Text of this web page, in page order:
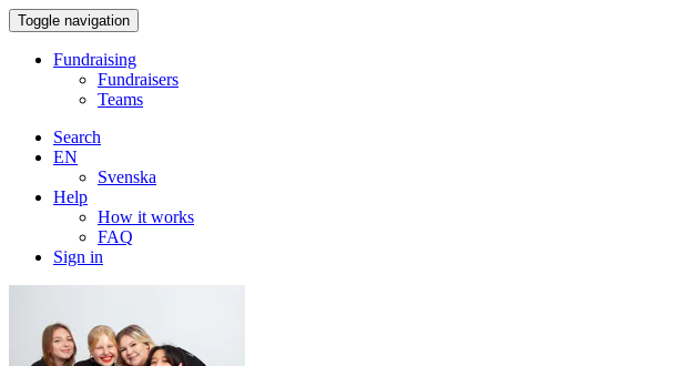
Toggle navigation
Fundraising
Fundraisers
Teams
Search
EN
Svenska
Help
How it works
FAQ
Sign in